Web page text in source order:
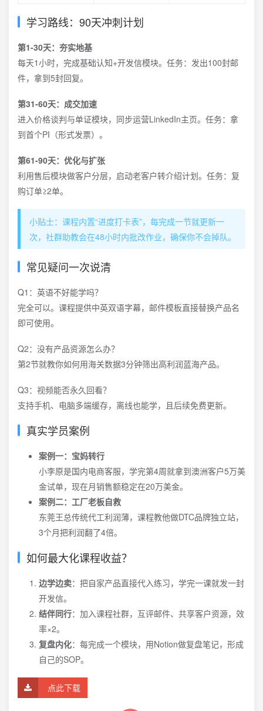
学习路线：90天冲刺计划
第1-30天：夯实地基
每天1小时，完成基础认知+开发信模块。任务：发出100封邮
件，拿到5封回复。
第31-60天：成交加速
进入价格谈判与单证模块，同步运营LinkedIn主页。任务：拿
到首个PI（形式发票）。
第61-90天：优化与扩张
利用售后模块做客户分层，启动老客户转介绍计划。任务：复
购订单≥2单。
小贴士：课程内置“进度打卡表”，每完成一节就更新一
次，社群助教会在48小时内批改作业，确保你不会掉队。
常见疑问一次说清
Q1：英语不好能学吗？
完全可以。课程提供中英双语字幕，邮件模板直接替换产品名
即可使用。
Q2：没有产品资源怎么办？
第2节就教你如何用海关数据3分钟筛出高利润蓝海产品。
Q3：视频能否永久回看？
支持手机、电脑多端缓存，离线也能学，且后续免费更新。
真实学员案例
案例一：宝妈转行
小李原是国内电商客服，学完第4周就拿到澳洲客户5万美
金试单，现在月销售额稳定在20万美金。
案例二：工厂老板自救
东莞王总传统代工利润薄，课程教他做DTC品牌独立站，
3个月把利润翻了4倍。
如何最大化课程收益？
边学边卖：把自家产品直接代入练习，学完一课就发一封
开发信。
结伴同行：加入课程社群，互评邮件、共享客户资源，效
率×2。
复盘内化：每完成一个模块，用Notion做复盘笔记，形成
自己的SOP。
点此下载